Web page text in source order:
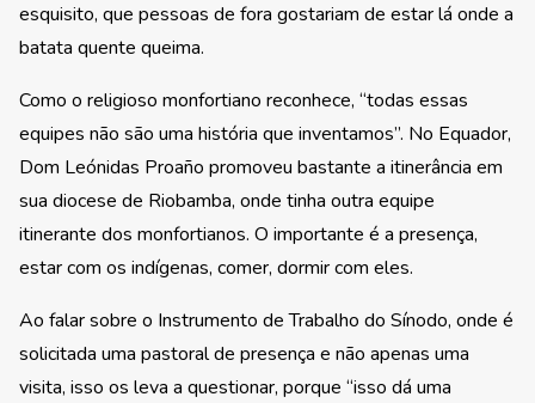
esquisito, que pessoas de fora gostariam de estar lá onde a
batata quente queima.
Como o religioso monfortiano reconhece, “todas essas
equipes não são uma história que inventamos”. No Equador,
Dom Leónidas Proaño promoveu bastante a itinerância em
sua diocese de Riobamba, onde tinha outra equipe
itinerante dos monfortianos. O importante é a presença,
estar com os indígenas, comer, dormir com eles.
Ao falar sobre o Instrumento de Trabalho do Sínodo, onde é
solicitada uma pastoral de presença e não apenas uma
visita, isso os leva a questionar, porque “isso dá uma